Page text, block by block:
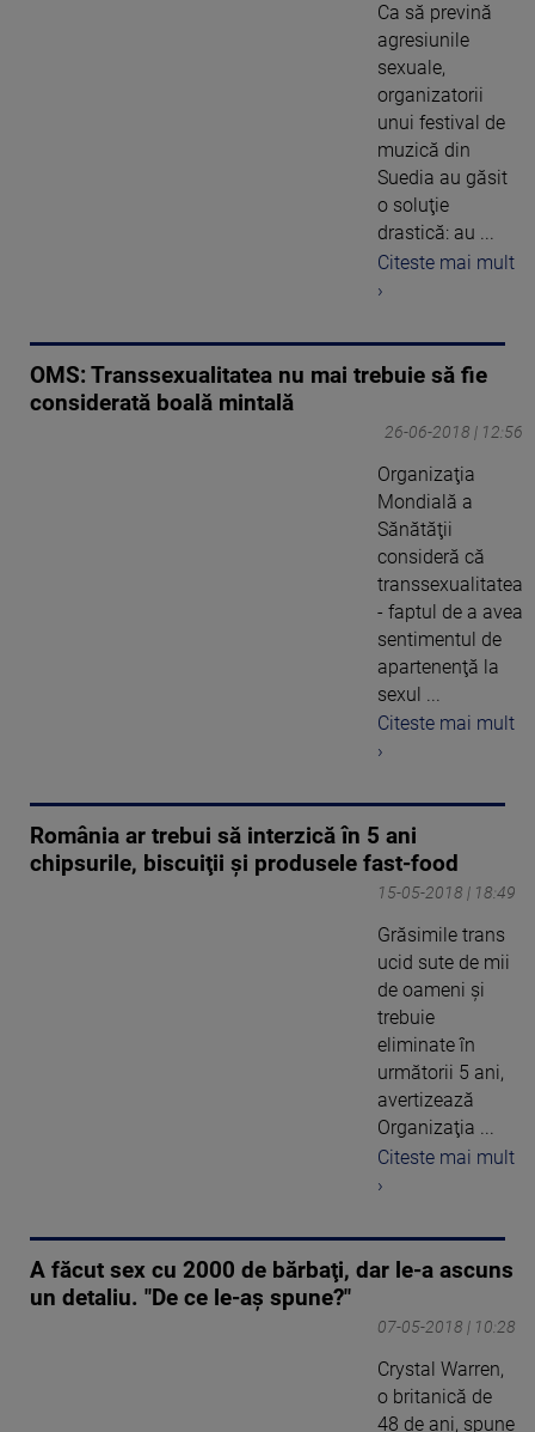
Ca să prevină
agresiunile
sexuale,
organizatorii
unui festival de
muzică din
Suedia au găsit
o soluţie
drastică: au ...
Citeste mai mult
›
OMS: Transsexualitatea nu mai trebuie să fie
considerată boală mintală
26-06-2018 | 12:56
Organizaţia
Mondială a
Sănătăţii
consideră că
transsexualitatea
- faptul de a avea
sentimentul de
apartenenţă la
sexul ...
Citeste mai mult
›
România ar trebui să interzică în 5 ani
chipsurile, biscuiţii şi produsele fast-food
15-05-2018 | 18:49
Grăsimile trans
ucid sute de mii
de oameni şi
trebuie
eliminate în
următorii 5 ani,
avertizează
Organizaţia ...
Citeste mai mult
›
A făcut sex cu 2000 de bărbaţi, dar le-a ascuns
un detaliu. "De ce le-aş spune?"
07-05-2018 | 10:28
Crystal Warren,
o britanică de
48 de ani, spune